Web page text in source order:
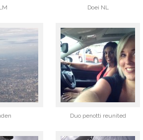
Doei NL
Duo penotti reunited